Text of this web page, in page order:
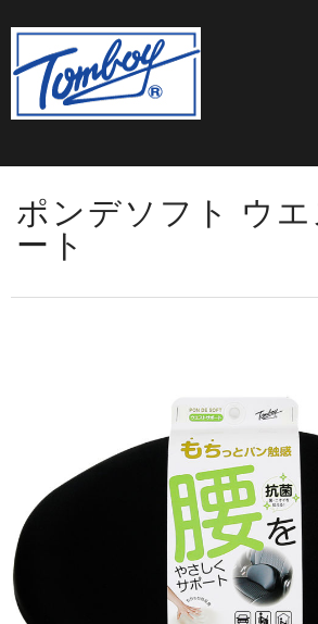
ポンデソフト ウ
ート